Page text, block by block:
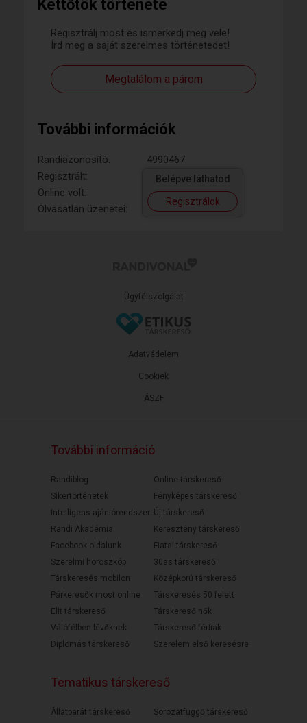
Kettőtök története
Regisztrálj most és ismerkedj meg vele!
Írd meg a saját szerelmes történetedet!
Megtalálom a párom
További információk
Randiazonosító:
4990467
Regisztrált:
Online volt:
Olvasatlan üzenetei:
Belépve láthatod
Regisztrálok
Ügyfélszolgálat
ÁSZF
Adatvédelem
Cookiek
További információ
Randiblog
Sikertörténetek
Intelligens ajánlórendszer
Randi Akadémia
Facebook oldalunk
Szerelmi horoszkóp
Társkeresés mobilon
Párkeresők most online
Elit társkereső
Válófélben lévőknek
Diplomás társkereső
Online társkereső
Fényképes társkereső
Új társkereső
Keresztény társkereső
Fiatal társkereső
30as társkereső
Középkorú társkereső
Társkeresés 50 felett
Társkereső nők
Társkereső férfiak
Szerelem első keresésre
Tematikus társkereső
Állatbarát társkereső
Sorozatfüggő társkereső